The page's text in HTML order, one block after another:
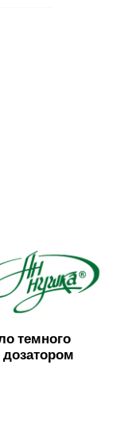
темного
дозатором